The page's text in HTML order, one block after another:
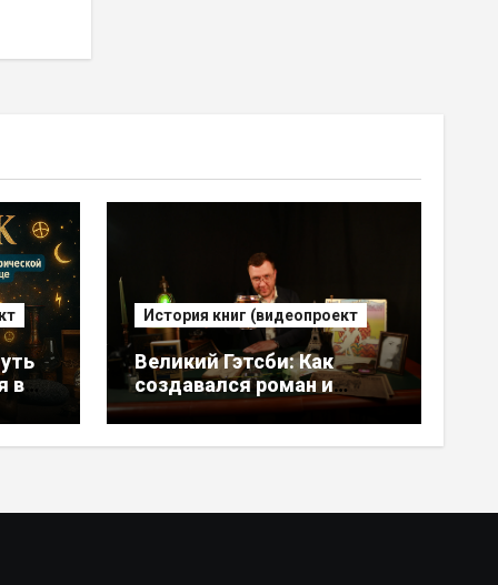
в
История книг (видеопроект
Великий Гэтсби: Как
создавался роман и
сошедшая с ума жена
автора [ВИДЕО]